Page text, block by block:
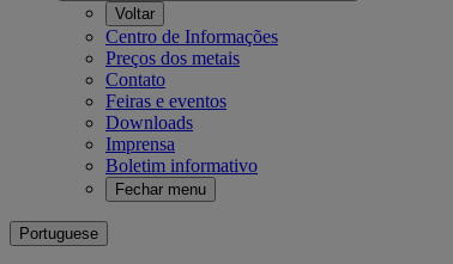
Voltar
Centro de Informações
Preços dos metais
Contato
Feiras e eventos
Downloads
Imprensa
Boletim informativo
Fechar menu
Portuguese